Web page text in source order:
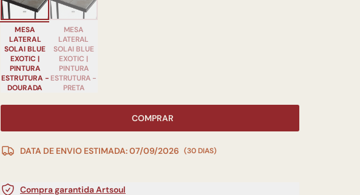
MESA
LATERAL
SOLAI BLUE
EXOTIC |
PINTURA
ESTRUTURA -
DOURADA
MESA
LATERAL
SOLAI BLUE
EXOTIC |
PINTURA
ESTRUTURA -
PRETA
COMPRAR
DATA DE ENVIO ESTIMADA: 07/09/2026 (30 DIAS)
Compra garantida Artsoul